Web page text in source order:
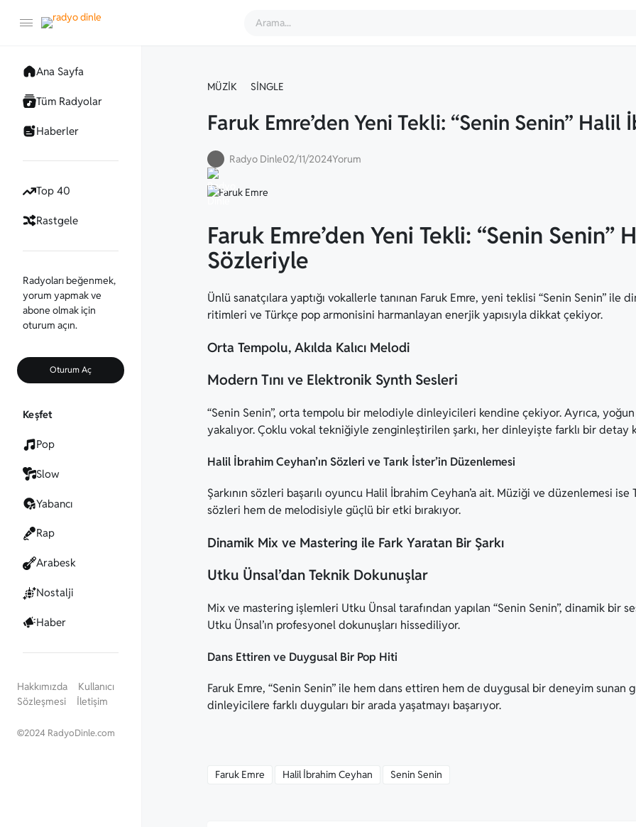
Ana Sayfa
Tüm Radyolar
Haberler
Top 40
Rastgele
Radyoları beğenmek,
yorum yapmak ve
abone olmak için
oturum açın.
Oturum Aç
Keşfet
Pop
Slow
Yabancı
Rap
Arabesk
Nostalji
Haber
Hakkımızda
Kullanıcı
Sözleşmesi
İletişim
©2024 RadyoDinle.com
MÜZIK SINGLE
Faruk Emre’den Yeni Tekli: “Senin Senin”
Radyo Dinle02/11/2024Yorum
Faruk Emre’den Yeni Tekli: “Senin Senin”
Sözleriyle
Ünlü sanatçılara yaptığı vokallerle tanınan Faruk Emre, yeni teklisi “Senin Senin” ile
ritimleri ve Türkçe pop armonisini harmanlayan enerjik yapısıyla dikkat çekiyor.
Orta Tempolu, Akılda Kalıcı Melodi
Modern Tını ve Elektronik Synth Sesleri
“Senin Senin”, orta tempolu bir melodiyle dinleyicileri kendine çekiyor. Ayrıca,
yakalıyor. Çoklu vokal tekniğiyle zenginleştirilen şarkı, her dinleyişte farklı bir detay
Halil İbrahim Ceyhan’ın Sözleri ve Tarık İster’in Düzenlemesi
Şarkının sözleri başarılı oyuncu Halil İbrahim Ceyhan’a ait. Müziği ve düzenlemesi ise
sözleri hem de melodisiyle güçlü bir etki bırakıyor.
Dinamik Mix ve Mastering ile Fark Yaratan Bir Şarkı
Utku Ünsal’dan Teknik Dokunuşlar
Mix ve mastering işlemleri Utku Ünsal tarafından yapılan “Senin Senin”, dinamik bir
Utku Ünsal’ın profesyonel dokunuşları hissediliyor.
Dans Ettiren ve Duygusal Bir Pop Hiti
Faruk Emre, “Senin Senin” ile hem dans ettiren hem de duygusal bir deneyim sunan
dinleyicilere farklı duyguları bir arada yaşatmayı başarıyor.
Faruk Emre Halil İbrahim Ceyhan Senin Senin